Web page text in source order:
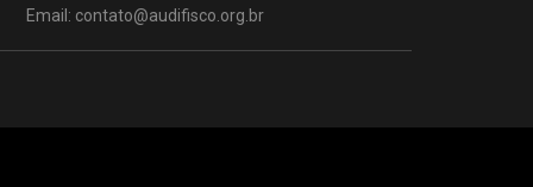
Email: contato@audifisco.org.br